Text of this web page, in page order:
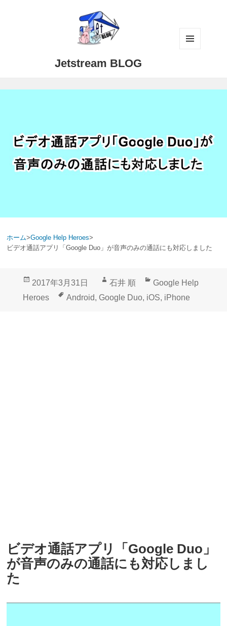
Jetstream BLOG
ホーム>Google Help Heroes>
ビデオ通話アプリ「Google Duo」が音声のみの通話にも対応しました
投
稿
2017年3月31日
作
成
石井 順
カ
テ
Google Help
Heroes
タ
Android, Google Duo, iOS, iPhone
ビデオ通話アプリ「Google Duo」
が音声のみの通話にも対応しまし
た